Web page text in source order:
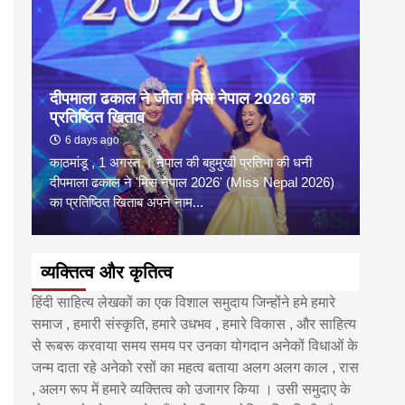
दीपमाला ढकाल ने जीता ‘मिस नेपाल 2026’ का
प्रतिष्ठित खिताब
6 days ago
काठमांडू , 1 अगस्त । नेपाल की बहुमुखी प्रतिभा की धनी
दीपमाला ढकाल ने 'मिस नेपाल 2026' (Miss Nepal 2026)
का प्रतिष्ठित खिताब अपने नाम...
व्यक्तित्व और कृतित्व
हिंदी साहित्य लेखकों का एक विशाल समुदाय जिन्होंने हमे हमारे
समाज , हमारी संस्कृति, हमारे उधभव , हमारे विकास , और साहित्य
से रूबरू करवाया समय समय पर उनका योगदान अनेकों विधाओं के
जन्म दाता रहे अनेको रसों का महत्व बताया अलग अलग काल , रास
, अलग रूप में हमारे व्यक्तित्व को उजागर किया । उसी समुदाए के